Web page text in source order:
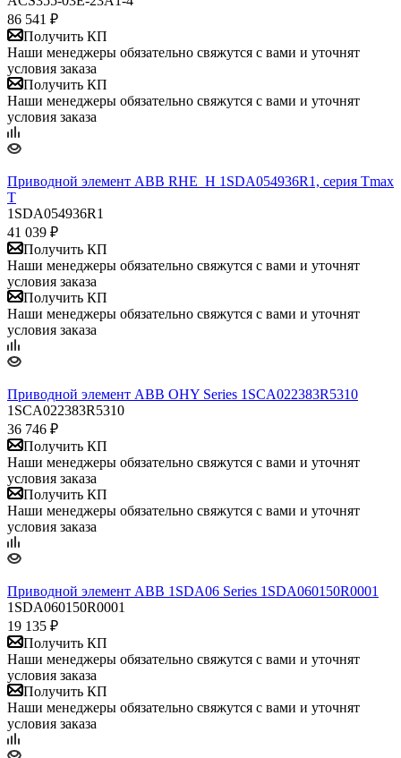
86 541 ₽
Получить КП
Наши менеджеры обязательно свяжутся с вами и уточнят
условия заказа
Получить КП
Наши менеджеры обязательно свяжутся с вами и уточнят
условия заказа
Приводной элемент ABB RHE_H 1SDA054936R1, серия Tmax
T
1SDA054936R1
41 039 ₽
Получить КП
Наши менеджеры обязательно свяжутся с вами и уточнят
условия заказа
Получить КП
Наши менеджеры обязательно свяжутся с вами и уточнят
условия заказа
Приводной элемент ABB OHY Series 1SCA022383R5310
1SCA022383R5310
36 746 ₽
Получить КП
Наши менеджеры обязательно свяжутся с вами и уточнят
условия заказа
Получить КП
Наши менеджеры обязательно свяжутся с вами и уточнят
условия заказа
Приводной элемент ABB 1SDA06 Series 1SDA060150R0001
1SDA060150R0001
19 135 ₽
Получить КП
Наши менеджеры обязательно свяжутся с вами и уточнят
условия заказа
Получить КП
Наши менеджеры обязательно свяжутся с вами и уточнят
условия заказа